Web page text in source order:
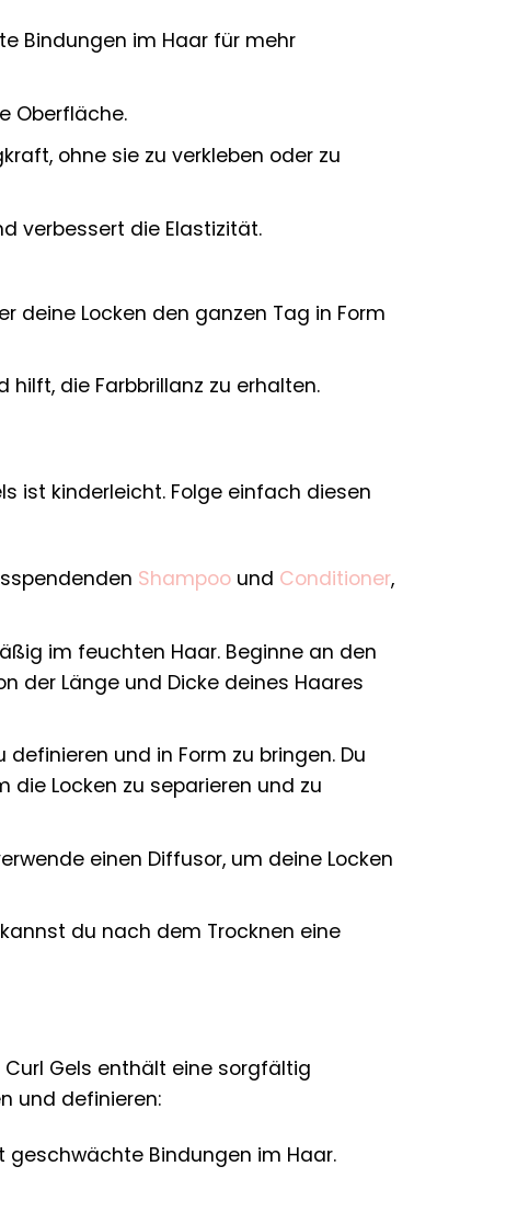
Bindungen im Haar für mehr
Oberfläche.
ohne sie zu verkleben oder zu
verbessert die Elastizität.
deine Locken den ganzen Tag in Form
hilft, die Farbbrillanz zu erhalten.
ist kinderleicht. Folge einfach diesen
Shampoound Conditioner,
im feuchten Haar. Beginne an den
der Länge und Dicke deines Haares
definieren und in Form zu bringen. Du
Locken zu separieren und zu
einen Diffusor, um deine Locken
du nach dem Trocknen eine
Gels enthält eine sorgfältig
und definieren:
geschwächte Bindungen im Haar.